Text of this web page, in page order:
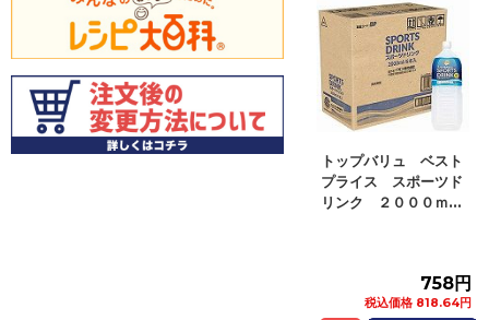
トップバリュ ベスト
プライス スポーツド
リンク ２０００ｍ...
758円
税込価格 818.64円